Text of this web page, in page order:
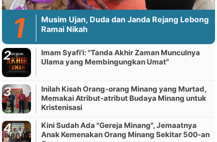
Musim Ujan, Duda dan Janda Rejang Lebong
Ramai Nikah
Imam Syafi'i: "Tanda Akhir Zaman Munculnya
Ulama yang Membingungkan Umat"
Inilah Kisah Orang-orang Minang yang Murtad,
Memakai Atribut-atribut Budaya Minang untuk
Kristenisasi
Kini Sudah Ada "Gereja Minang", Jemaatnya
Anak Kemenakan Orang Minang Sekitar 500-an